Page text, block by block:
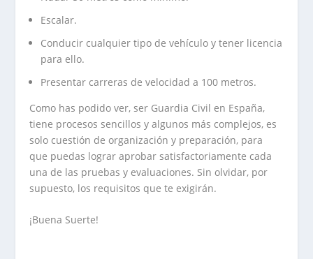
Escalar.
Conducir cualquier tipo de vehículo y tener licencia
para ello.
Presentar carreras de velocidad a 100 metros.
Como has podido ver, ser Guardia Civil en España,
tiene procesos sencillos y algunos más complejos, es
solo cuestión de organización y preparación, para
que puedas lograr aprobar satisfactoriamente cada
una de las pruebas y evaluaciones. Sin olvidar, por
supuesto, los requisitos que te exigirán.
¡Buena Suerte!